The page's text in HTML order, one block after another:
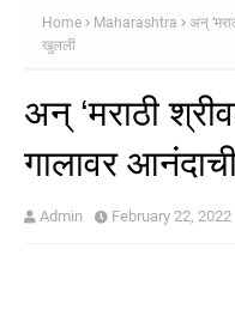
Home Maharashtra
अन्
खुलली
अन् ‘मराठी
गालावर
Admin February 22, 2022